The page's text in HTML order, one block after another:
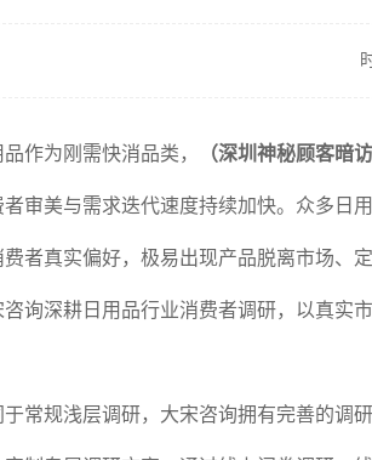
品作为刚需快消品类， （深圳神秘顾客暗
者审美与需求迭代速度持续加快。众多日
费者真实偏好，极易出现产品脱离市场、
咨询深耕日用品行业消费者调研，以真实
于常规浅层调研，大宋咨询拥有完善的调